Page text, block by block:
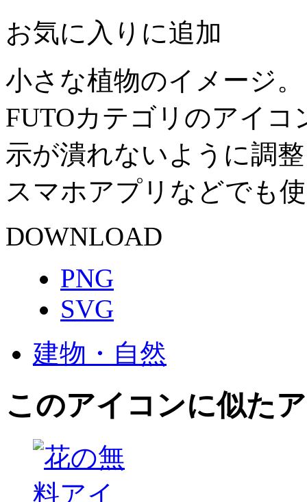
お気に入りに追加
小さな植物のイメージ。
FUTOカテゴリのアイ
示が潰れないように調
スマホアプリなどでも
DOWNLOAD
PNG
SVG
建物・自然
このアイコンに似た